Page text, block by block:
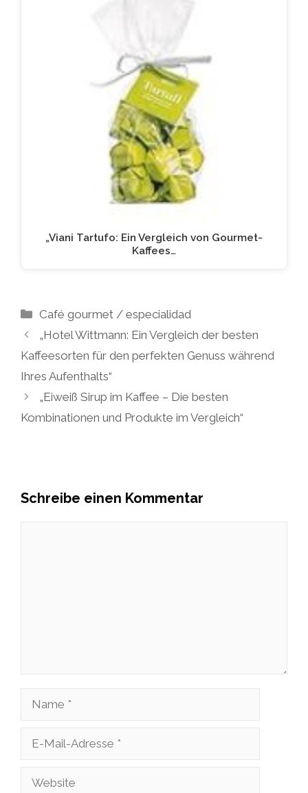
„Viani Tartufo: Ein Vergleich von Gourmet-
Kaffees…
Kategorien
Café gourmet / especialidad
„Hotel Wittmann: Ein Vergleich der besten
Kaffeesorten für den perfekten Genuss während
Ihres Aufenthalts“
„Eiweiß Sirup im Kaffee – Die besten
Kombinationen und Produkte im Vergleich“
Schreibe einen Kommentar
Name
Adresse
Website